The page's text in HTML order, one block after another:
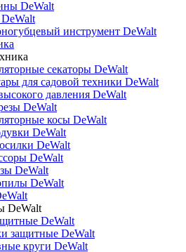
DeWalt
инструмент DeWalt
секаторы DeWalt
для садовой техники DeWalt
давления DeWalt
DeWalt
косы DeWalt
DeWalt
DeWalt
DeWalt
DeWalt
DeWalt
DeWalt
DeWalt
защитные DeWalt
круги DeWalt